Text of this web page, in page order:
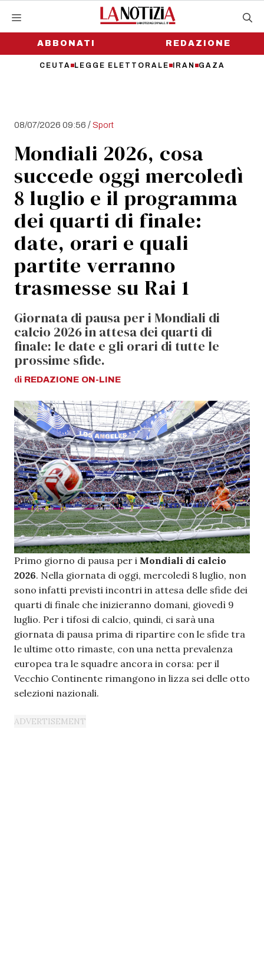
contenutoABBONATI
CEUTA LEGGE ELETTORALE IRAN GAZA
REDAZIONE
08/07/2026 09:56 / Sport
Mondiali 2026, cosa
succede oggi mercoledì
8 luglio e il programma
dei quarti di finale:
date, orari e quali
partite verranno
trasmesse su Rai 1
Giornata di pausa per i Mondiali di
calcio 2026 in attesa dei quarti di
finale: le date e gli orari di tutte le
prossime sfide.
di REDAZIONE ON-LINE
Primo giorno di pausa per i Mondiali di calcio
2026. Nella giornata di oggi, mercoledì 8 luglio, non
sono infatti previsti incontri in attesa delle sfide dei
quarti di finale che inizieranno domani, giovedì 9
luglio. Per i tifosi di calcio, quindi, ci sarà una
giornata di pausa prima di ripartire con le sfide tra
le ultime otto rimaste, con una netta prevalenza
europea tra le squadre ancora in corsa: per il
Vecchio Continente rimangono in lizza sei delle otto
selezioni nazionali.